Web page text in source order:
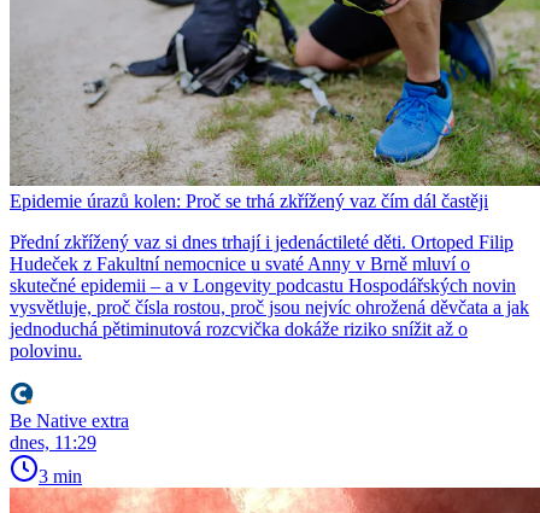
Epidemie úrazů kolen: Proč se trhá zkřížený vaz čím dál častěji
Přední zkřížený vaz si dnes trhají i jedenáctileté děti. Ortoped Filip
Hudeček z Fakultní nemocnice u svaté Anny v Brně mluví o
skutečné epidemii – a v Longevity podcastu Hospodářských novin
vysvětluje, proč čísla rostou, proč jsou nejvíc ohrožená děvčata a jak
jednoduchá pětiminutová rozcvička dokáže riziko snížit až o
polovinu.
Be Native extra
dnes, 11:29
3 min